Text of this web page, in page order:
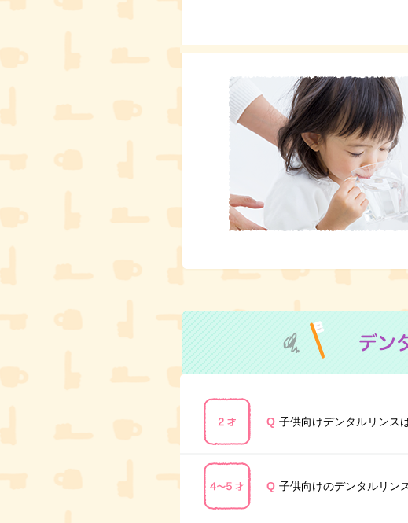
Q 子供向けデンタルリンス
Q 子供向けのデンタルリン